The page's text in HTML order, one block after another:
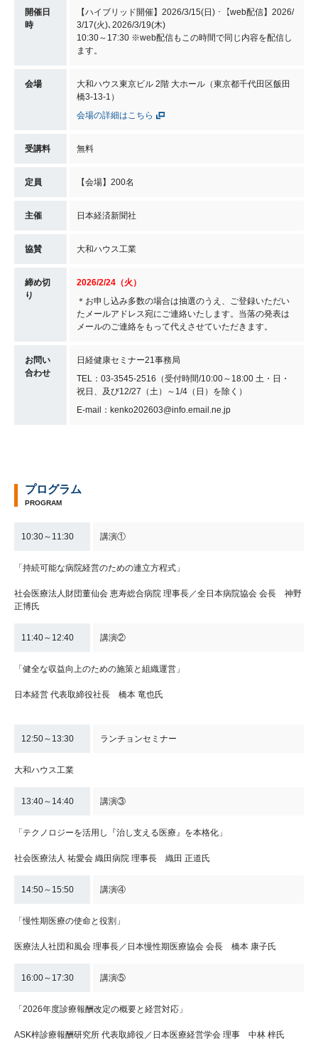
開催日
時
【ハイブリッド開催】2026/3/15(日) ･【web配信】2026/
3/17(火)､2026/3/19(木)
10:30～17:30 ※web配信もこの時間で同じ内容を配信し
ます。
会場
大和ハウス東京ビル 2階 大ホール（東京都千代田区飯田
橋3-13-1）
会場の詳細はこちら
受講料 無料
定員 【会場】200名
主催 日本経済新聞社
協賛 大和ハウス工業
締め切
り
2026/2/24（火）
＊お申し込み多数の場合は抽選のうえ、ご登録いただい
たメールアドレス宛にご連絡いたします。当落の発表は
メールのご連絡をもって代えさせていただきます。
お問い
合わせ
日経健康セミナー21事務局
TEL：03-3545-2516（受付時間/10:00～18:00 土・日・
祝日、及び12/27（土）～1/4（日）を除く）
E-mail：kenko202603@info.email.ne.jp
プログラム
PROGRAM
10:30～11:30 講演①
「持続可能な病院経営のための連立方程式」
社会医療法人財団董仙会 恵寿総合病院 理事長／全日本病院協会 会長 神野
正博氏
11:40～12:40 講演②
「健全な収益向上のための施策と組織運営」
日本経営 代表取締役社長 橋本 竜也氏
12:50～13:30 ランチョンセミナー
大和ハウス工業
13:40～14:40 講演③
「テクノロジーを活用し『治し支える医療』を本格化」
社会医療法人 祐愛会 織田病院 理事長 織田 正道氏
14:50～15:50 講演④
「慢性期医療の使命と役割」
医療法人社団和風会 理事長／日本慢性期医療協会 会長 橋本 康子氏
16:00～17:30 講演⑤
「2026年度診療報酬改定の概要と経営対応」
ASK梓診療報酬研究所 代表取締役／日本医療経営学会 理事 中林 梓氏